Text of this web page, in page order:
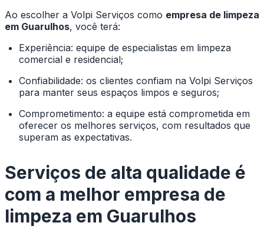
Ao escolher a Volpi Serviços como empresa de limpeza
em Guarulhos, você terá:
Experiência: equipe de especialistas em limpeza
comercial e residencial;
Confiabilidade: os clientes confiam na Volpi Serviços
para manter seus espaços limpos e seguros;
Comprometimento: a equipe está comprometida em
oferecer os melhores serviços, com resultados que
superam as expectativas.
Serviços de alta qualidade é
com a melhor empresa de
limpeza em Guarulhos